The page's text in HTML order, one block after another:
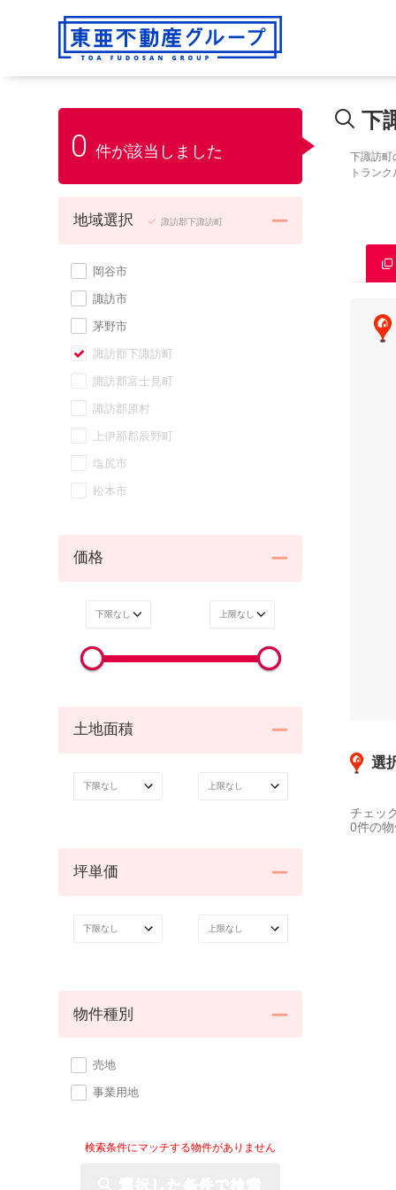
0 件が該当しました
地域選択 諏訪郡下諏訪町
岡谷市
諏訪市
茅野市
諏訪郡下諏訪町
諏訪郡富士見町
諏訪郡原村
上伊那郡辰野町
塩尻市
松本市
価格
土地面積
坪単価
物件種別
売地
事業用地
下
下諏訪町
トラン
選
チェッ
0件の